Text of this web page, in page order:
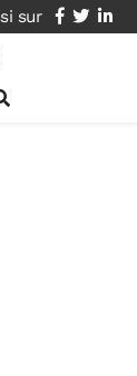
facebook
twitter